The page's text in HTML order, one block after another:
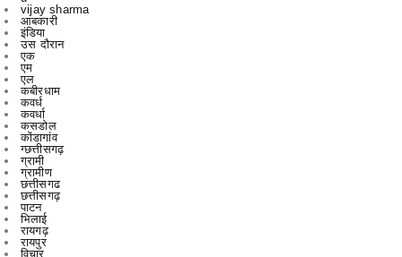
एक
एम
एल
कबीरधाम
कवर्ध
कवर्धा
कसडोल
कोंडागांव
ग्छत्तीसगढ़
ग्रामी
ग्रामीण
छत्तीसगढ
छत्तीसगढ़
पाटन
भिलाई
रायगढ़
रायपुर
विचार
विचार मंथन
विचारमंथन
शहर
शहरChhattisgarrh